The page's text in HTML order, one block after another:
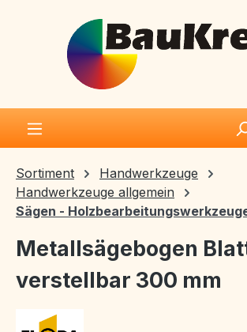
Zum Hauptinhalt springen
Sortiment
Handwerkzeuge
Handwerkzeuge allgemein
Sägen -
Metallsägebogen
verstellbar 300 mm